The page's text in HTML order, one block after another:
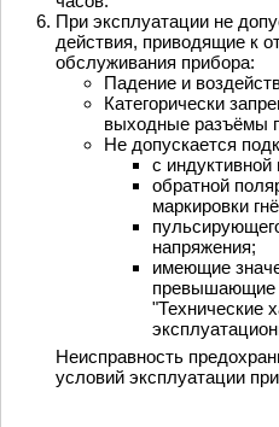
При эксплуатации не
действия, приводящие к
обслуживания прибора:
Падение и
Категорически
выходные разъёмы
Не допускается
с индуктивной
обратной
маркировки
напряжения;
имеющие
превышающие
"Технические
Неисправность
условий эксплуатации